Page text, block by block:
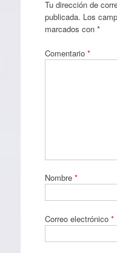
Tu dirección de
publicada. Los
marcados con *
Comentario *
Nombre *
Correo electrónico *